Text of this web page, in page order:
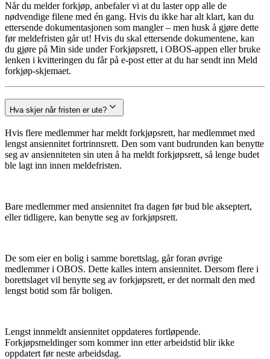
Når du melder forkjøp, anbefaler vi at du laster opp alle de
nødvendige filene med én gang. Hvis du ikke har alt klart, kan du
ettersende dokumentasjonen som mangler – men husk å gjøre dette
før meldefristen går ut! Hvis du skal ettersende dokumentene, kan
du gjøre på Min side under Forkjøpsrett, i OBOS-appen eller bruke
lenken i kvitteringen du får på e-post etter at du har sendt inn Meld
forkjøp-skjemaet.
Hva skjer når fristen er ute?
Hvis flere medlemmer har meldt forkjøpsrett, har medlemmet med
lengst ansiennitet fortrinnsrett. Den som vant budrunden kan benytte
seg av ansienniteten sin uten å ha meldt forkjøpsrett, så lenge budet
ble lagt inn innen meldefristen.
Bare medlemmer med ansiennitet fra dagen før bud ble akseptert,
eller tidligere, kan benytte seg av forkjøpsrett.
De som eier en bolig i samme borettslag, går foran øvrige
medlemmer i OBOS. Dette kalles intern ansiennitet. Dersom flere i
borettslaget vil benytte seg av forkjøpsrett, er det normalt den med
lengst botid som får boligen.
Lengst innmeldt ansiennitet oppdateres fortløpende.
Forkjøpsmeldinger som kommer inn etter arbeidstid blir ikke
oppdatert før neste arbeidsdag.